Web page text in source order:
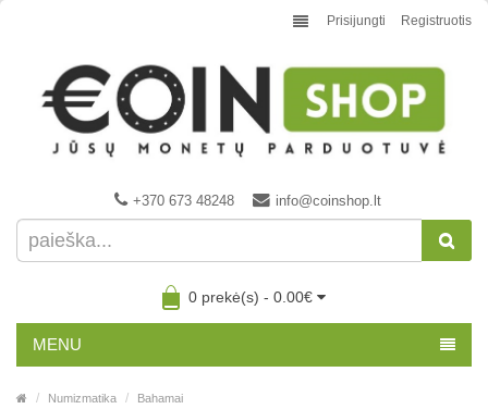
Prisijungti Registruotis
+370 673 48248 info@coinshop.lt
0 prekė(s) - 0.00€
MENU
Numizmatika Bahamai